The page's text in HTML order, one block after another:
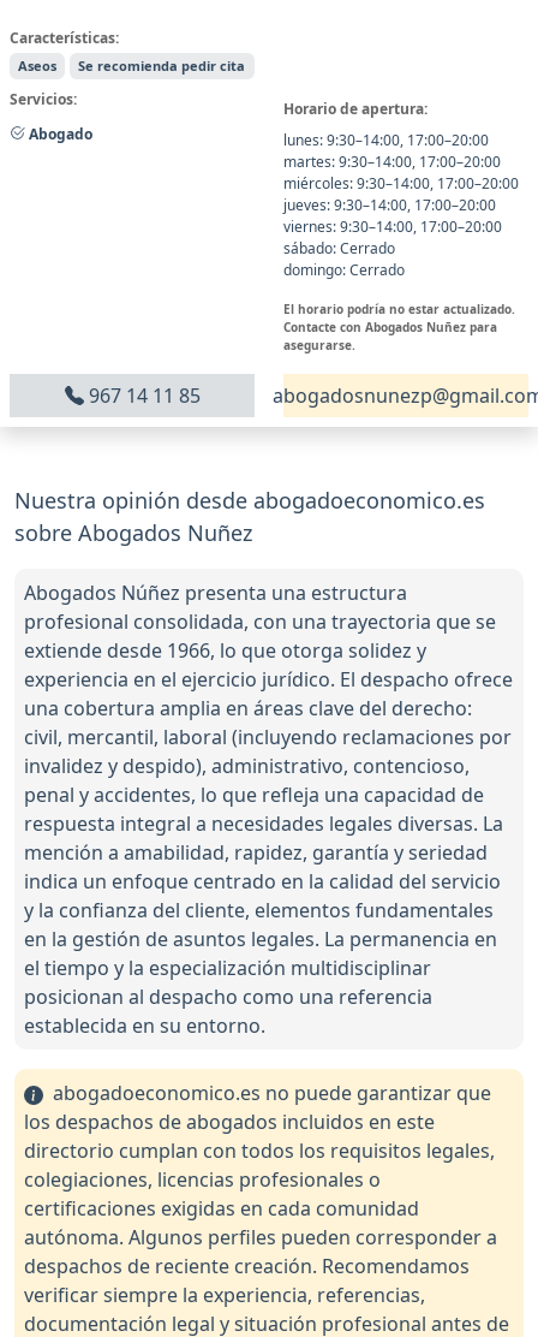
Características:
Aseos Se recomienda pedir cita
Servicios:
Abogado
Horario de apertura:
lunes: 9:30–14:00, 17:00–20:00
martes: 9:30–14:00, 17:00–20:00
miércoles: 9:30–14:00, 17:00–20:00
jueves: 9:30–14:00, 17:00–20:00
viernes: 9:30–14:00, 17:00–20:00
sábado: Cerrado
domingo: Cerrado
El horario podría no estar actualizado.
Contacte con Abogados Nuñez para
asegurarse.
967 14 11 85
Nuestra opinión desde abogadoeconomico.es
sobre Abogados Nuñez
Abogados Núñez presenta una estructura
profesional consolidada, con una trayectoria que se
extiende desde 1966, lo que otorga solidez y
experiencia en el ejercicio jurídico. El despacho ofrece
una cobertura amplia en áreas clave del derecho:
civil, mercantil, laboral (incluyendo reclamaciones por
invalidez y despido), administrativo, contencioso,
penal y accidentes, lo que refleja una capacidad de
respuesta integral a necesidades legales diversas. La
mención a amabilidad, rapidez, garantía y seriedad
indica un enfoque centrado en la calidad del servicio
y la confianza del cliente, elementos fundamentales
en la gestión de asuntos legales. La permanencia en
el tiempo y la especialización multidisciplinar
posicionan al despacho como una referencia
establecida en su entorno.
abogadoeconomico.es no puede garantizar que
los despachos de abogados incluidos en este
directorio cumplan con todos los requisitos legales,
colegiaciones, licencias profesionales o
certificaciones exigidas en cada comunidad
autónoma. Algunos perfiles pueden corresponder a
despachos de reciente creación. Recomendamos
verificar siempre la experiencia, referencias,
documentación legal y situación profesional antes de